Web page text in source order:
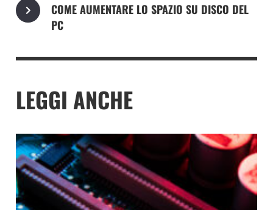
COME AUMENTARE LO SPAZIO SU DISCO DEL
PC
LEGGI ANCHE